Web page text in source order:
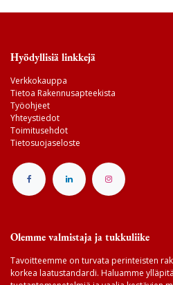
Hyödyllisiä linkkejä
Verkkokauppa
Tietoa Rakennusapteekista
Työohjeet
Yhteystiedot
Toimitusehdot
Tietosuojaseloste
Olemme valmistaja ja tukkuliike
Tavoitteemme on turvata perinteisten
korkea laatustandardi. Haluamme